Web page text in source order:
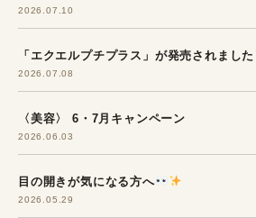
2026.07.10
「エクエルプチプラス」が発売されました
2026.07.08
〈美容〉 6・7月キャンペーン
2026.06.03
目の開きが気になる方へ
2026.05.29